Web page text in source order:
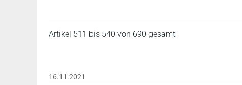
Artikel 511 bis 540 von 690 gesamt
16.11.2021